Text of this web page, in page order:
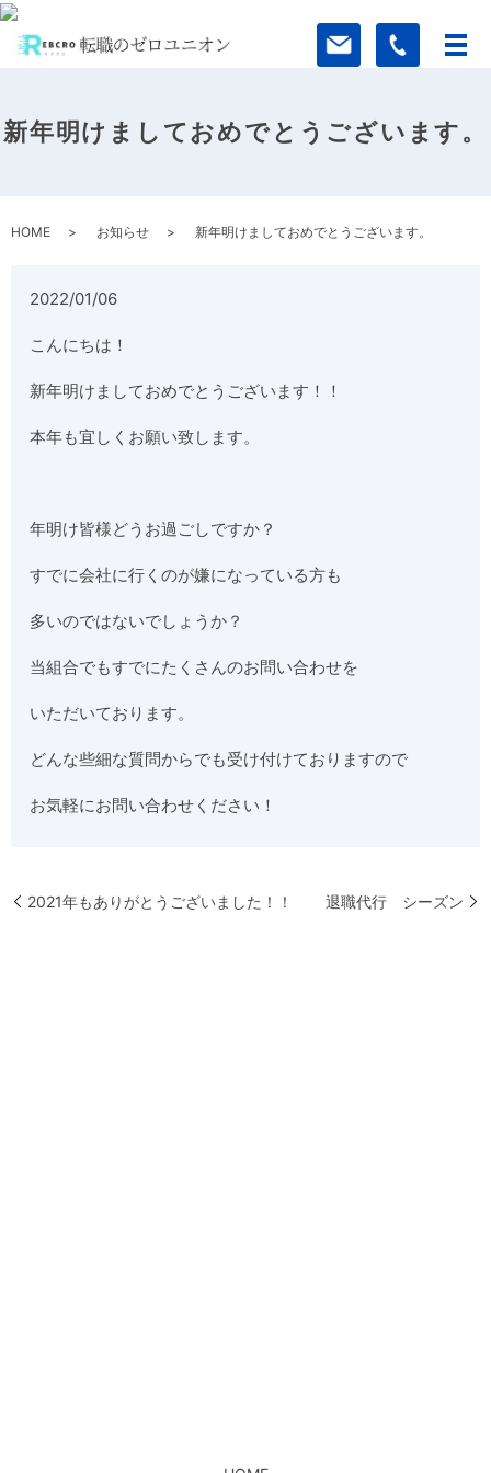
新年明けましておめでとうございます。
HOME お知らせ 新年明けましておめでとうございます。
2022/01/06
こんにちは！
新年明けましておめでとうございます！！
本年も宜しくお願い致します。
年明け皆様どうお過ごしですか？
すでに会社に行くのが嫌になっている方も
多いのではないでしょうか？
当組合でもすでにたくさんのお問い合わせを
いただいております。
どんな些細な質問からでも受け付けておりますので
お気軽にお問い合わせください！
2021年もありがとうございました！！ 退職代行 シーズン